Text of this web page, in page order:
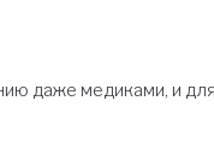
даже медиками, и для